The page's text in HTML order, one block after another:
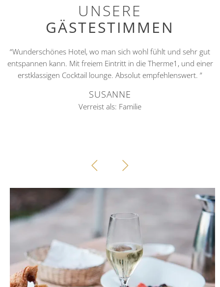
UNSERE
GÄSTESTIMMEN
“Wunderschönes Hotel, wo man sich wohl fühlt und sehr gut
entspannen kann. Mit freiem Eintritt in die Therme1, und einer
erstklassigen Cocktail lounge. Absolut empfehlenswert. ”
SUSANNE
Verreist als: Familie